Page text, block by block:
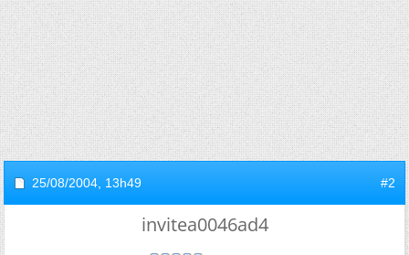
25/08/2004, 13h49 #2
invitea0046ad4